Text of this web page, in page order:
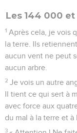
Les 144 000
1 Après cela, je vois
la terre. Ils
aucun vent ne peut
aucun arbre.
2 Je vois un autre
Il tient ce qui sert à
avec force aux
du mal à la terre et à
3